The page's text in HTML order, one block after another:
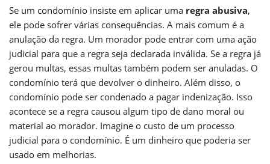
Se um condomínio insiste em aplicar uma regra abusiva,
ele pode sofrer várias consequências. A mais comum é a
anulação da regra. Um morador pode entrar com uma ação
judicial para que a regra seja declarada inválida. Se a regra já
gerou multas, essas multas também podem ser anuladas. O
condomínio terá que devolver o dinheiro. Além disso, o
condomínio pode ser condenado a pagar indenização. Isso
acontece se a regra causou algum tipo de dano moral ou
material ao morador. Imagine o custo de um processo
judicial para o condomínio. É um dinheiro que poderia ser
usado em melhorias.